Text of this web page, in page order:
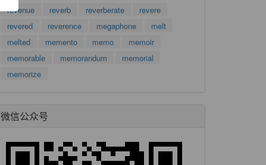
revenue
reverb reverberate
revere
revered
reverence megaphone
melt
melted
memento memo
memoir
memorable
memorandum
memorial
memorize
微信公众号